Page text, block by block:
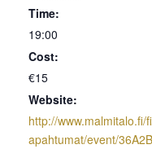
Time:
19:00
Cost:
€15
Website:
http://www.malmitalo.fi/
apahtumat/event/